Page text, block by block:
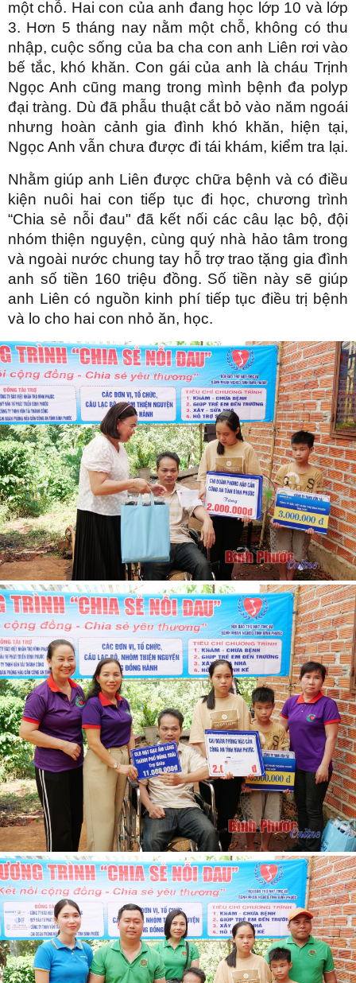
một chỗ. Hai con của anh đang học lớp 10 và lớp
3. Hơn 5 tháng nay nằm một chỗ, không có thu
nhập, cuộc sống của ba cha con anh Liên rơi vào
bế tắc, khó khăn. Con gái của anh là cháu Trịnh
Ngọc Anh cũng mang trong mình bệnh đa polyp
đại tràng. Dù đã phẫu thuật cắt bỏ vào năm ngoái
nhưng hoàn cảnh gia đình khó khăn, hiện tại,
Ngọc Anh vẫn chưa được đi tái khám, kiểm tra lại.
Nhằm giúp anh Liên được chữa bệnh và có điều
kiện nuôi hai con tiếp tục đi học, chương trình
“Chia sẻ nỗi đau" đã kết nối các câu lạc bộ, đội
nhóm thiện nguyện, cùng quý nhà hảo tâm trong
và ngoài nước chung tay hỗ trợ trao tặng gia đình
anh số tiền 160 triệu đồng. Số tiền này sẽ giúp
anh Liên có nguồn kinh phí tiếp tục điều trị bệnh
và lo cho hai con nhỏ ăn, học.